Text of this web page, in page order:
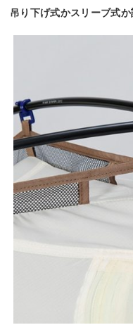
吊り下げ式かスリーブ式